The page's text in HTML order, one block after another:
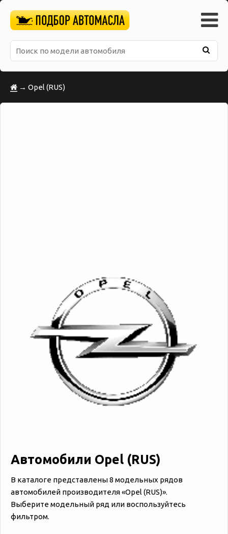
→ Opel (RUS)
Автомобили Opel (RUS)
В каталоге представлены 8 модельных рядов
автомобилей производителя «‎‎Opel (RUS)».
Выберите модельный ряд или воспользуйтесь
фильтром.